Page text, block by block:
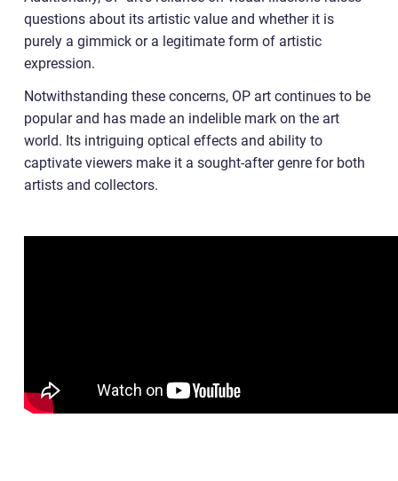
questions about its artistic value and whether it is
purely a gimmick or a legitimate form of artistic
expression.
Notwithstanding these concerns, OP art continues to be
popular and has made an indelible mark on the art
world. Its intriguing optical effects and ability to
captivate viewers make it a sought-after genre for both
artists and collectors.